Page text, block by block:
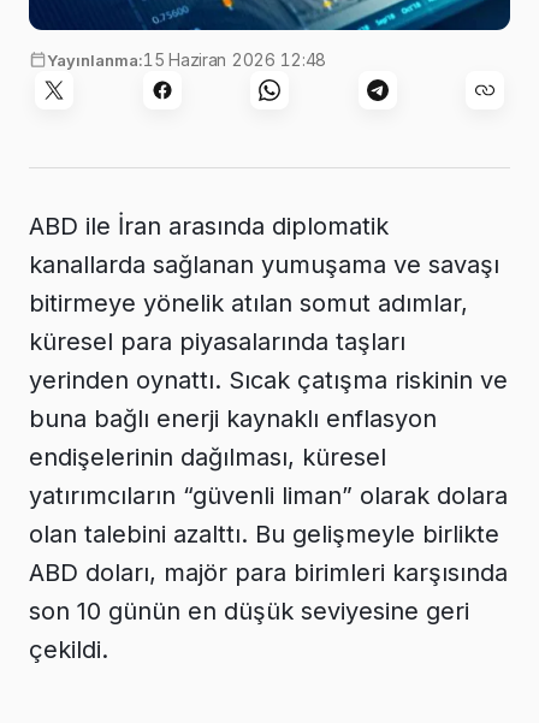
Yayınlanma:15 Haziran 2026 12:48
ABD ile İran arasında diplomatik
kanallarda sağlanan yumuşama ve savaşı
bitirmeye yönelik atılan somut adımlar,
küresel para piyasalarında taşları
yerinden oynattı. Sıcak çatışma riskinin ve
buna bağlı enerji kaynaklı enflasyon
endişelerinin dağılması, küresel
yatırımcıların “güvenli liman” olarak dolara
olan talebini azalttı. Bu gelişmeyle birlikte
ABD doları, majör para birimleri karşısında
son 10 günün en düşük seviyesine geri
çekildi.